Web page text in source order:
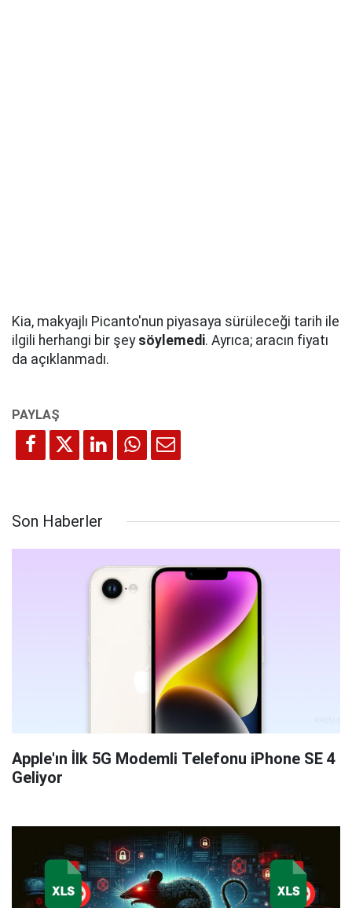
Kia, makyajlı Picanto'nun piyasaya sürüleceği tarih ile
ilgili herhangi bir şey söylemedi. Ayrıca; aracın fiyatı
da açıklanmadı.
Son Haberler
Apple'ın İlk 5G Modemli Telefonu iPhone SE 4
Geliyor